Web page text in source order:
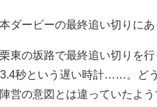
ービーの最終追い切りにあ
東の坂路で最終追い切りを
秒という遅い時計……。ど
営の意図とは違っていたよ